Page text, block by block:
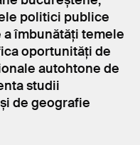
politici publice
îmbunătăți temele
oportunități de
autohtone de
studii
de geografie